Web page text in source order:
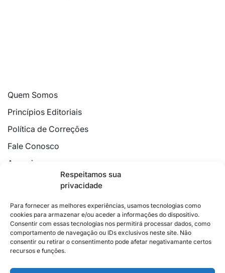
Respeitamos sua
privacidade
Para fornecer as melhores experiências, usamos tecnologias como
cookies para armazenar e/ou aceder a informações do dispositivo.
Consentir com essas tecnologias nos permitirá processar dados, como
comportamento de navegação ou IDs exclusivos neste site. Não
consentir ou retirar o consentimento pode afetar negativamante certos
recursos e funções.
Quem Somos
Princípios Editoriais
Política de Correções
Fale Conosco
Anuncie
Política de Cookies
2026 © Feito com no Espírito Santo.